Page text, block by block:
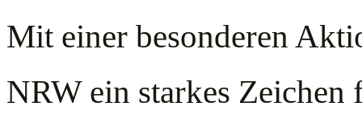
Mit einer besonderen
NRW ein starkes Zeichen